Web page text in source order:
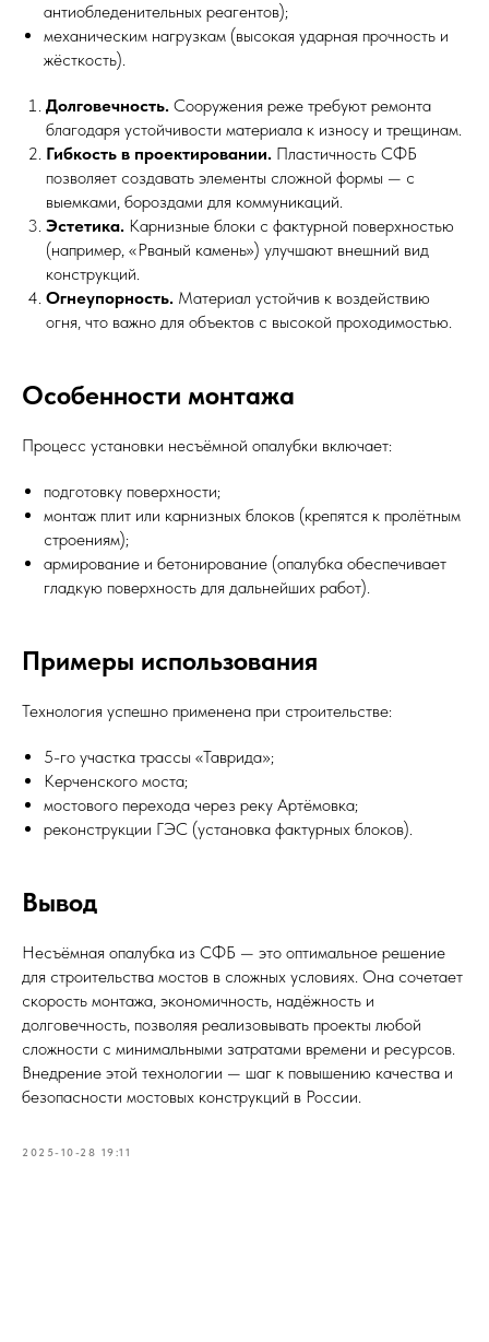
антиобледенительных реагентов);
механическим нагрузкам (высокая ударная прочность и
жёсткость).
Долговечность. Сооружения реже требуют ремонта
благодаря устойчивости материала к износу и трещинам.
Гибкость в проектировании. Пластичность СФБ
позволяет создавать элементы сложной формы — с
выемками, бороздами для коммуникаций.
Эстетика. Карнизные блоки с фактурной поверхностью
(например, «Рваный камень») улучшают внешний вид
конструкций.
Огнеупорность. Материал устойчив к воздействию
огня, что важно для объектов с высокой проходимостью.
Особенности монтажа
Процесс установки несъёмной опалубки включает:
подготовку поверхности;
монтаж плит или карнизных блоков (крепятся к пролётным
строениям);
армирование и бетонирование (опалубка обеспечивает
гладкую поверхность для дальнейших работ).
Примеры использования
Технология успешно применена при строительстве:
5-го участка трассы «Таврида»;
Керченского моста;
мостового перехода через реку Артёмовка;
реконструкции ГЭС (установка фактурных блоков).
Вывод
Несъёмная опалубка из СФБ — это оптимальное решение
для строительства мостов в сложных условиях. Она сочетает
скорость монтажа, экономичность, надёжность и
долговечность, позволяя реализовывать проекты любой
сложности с минимальными затратами времени и ресурсов.
Внедрение этой технологии — шаг к повышению качества и
безопасности мостовых конструкций в России.
2025-10-28 19:11